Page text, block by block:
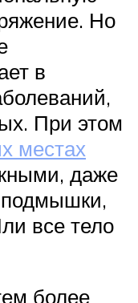
Но
в
При этом
местах
даже
подмышки,
все тело
более